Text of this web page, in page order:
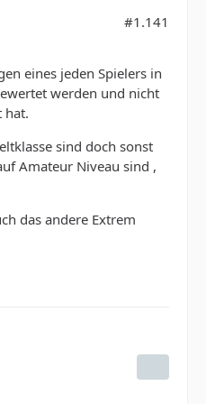
#1.141
eines jeden Spielers in
werden und nicht
hat.
sind doch sonst
Amateur Niveau sind ,
das andere Extrem